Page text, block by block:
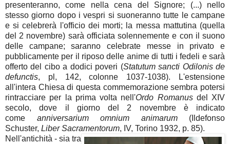
presenteranno, come nella cena del Signore; (...) nello
stesso giorno dopo i vespri si suoneranno tutte le campane
e si celebrerà l'officio dei morti; la messa mattutina (quella
del 2 novembre) sarà officiata solennemente e con il suono
delle campane; saranno celebrate messe in privato e
pubblicamente per il riposo delle anime di tutti i fedeli e sarà
offerto del cibo a dodici poveri (Statutum sancti Odilonis de
defunctis, pl, 142, colonne 1037-1038). L'estensione
all'intera Chiesa di questa commemorazione sembra potersi
rintracciare per la prima volta nell'Ordo Romanusdel XIV
secolo, dove il giorno del 2 novembre è indicato
come anniversarium omnium animarum(Ildefonso
Schuster, Liber Sacramentorum, IV, Torino 1932, p. 85).
Nell'antichità - sia tra